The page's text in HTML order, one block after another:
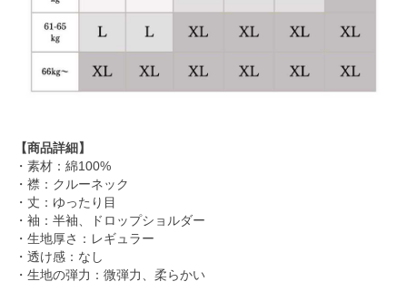
【商品詳細】
・素材：綿100%
・襟：クルーネック
・丈：ゆったり目
・袖：半袖、ドロップショルダー
・生地厚さ：レギュラー
・透け感：なし
・生地の弾力：微弾力、柔らかい